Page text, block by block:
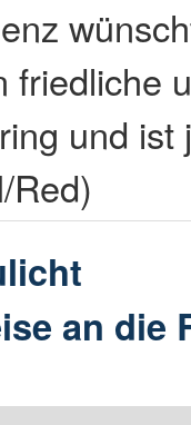
friedliche
und ist
Red)
an die